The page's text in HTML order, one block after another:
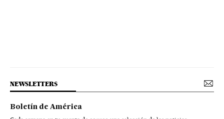
NEWSLETTERS
Boletín de América